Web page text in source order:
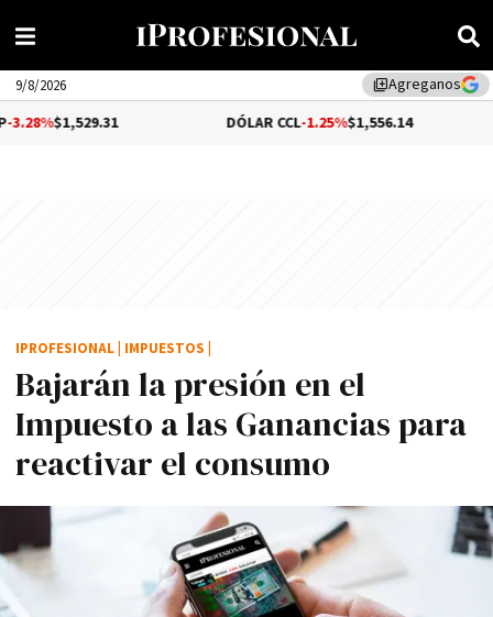
library_addAgreganos
9/8/2026
DÓLAR CCL-1.25%$1,556.14
Bajarán la presión en el
Impuesto a las Ganancias para
reactivar el consumo
IPROFESIONAL IMPUESTOS